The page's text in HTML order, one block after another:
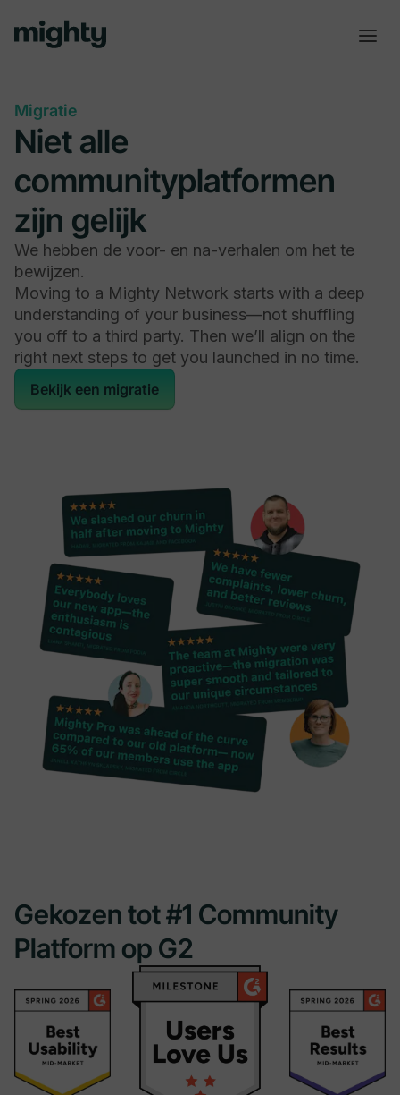
Migratie
Niet alle
communityplatformen
zijn gelijk
We hebben de voor- en na-verhalen om het te
bewijzen.
Moving to a Mighty Network starts with a deep
understanding of your business—not shuffling
you off to a third party. Then we’ll align on the
right next steps to get you launched in no time.
Bekijk een migratie
Gekozen tot #1 Community
Platform op G2